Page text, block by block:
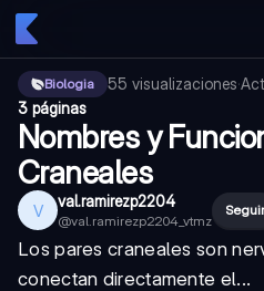
Biologia 55 visualizaciones·
3 páginas
Nombres y
Craneales
V val.ramirezp2204
@val.ramirezp2204_vtmz
Seguir
Los pares craneales son
conectan directamente el...